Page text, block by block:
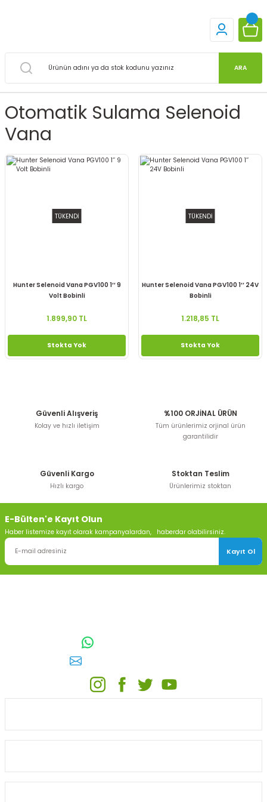
ARA
Otomatik Sulama Selenoid
Vana
TÜKENDİ
Hunter Selenoid Vana PGV100 1’’ 9
Volt Bobinli
1.899,90 TL
Stokta Yok
TÜKENDİ
Hunter Selenoid Vana PGV100 1’’ 24V
Bobinli
1.218,85 TL
Stokta Yok
Güvenli Alışveriş
Kolay ve hızlı iletişim
%100 ORJİNAL ÜRÜN
Tüm ürünlerimiz orjinal ürün
garantilidir
Güvenli Kargo
Hızlı kargo
Stoktan Teslim
Ürünlerimiz stoktan
E-Bülten'e Kayıt Olun
Haber listemize kayıt olarak kampanyalardan, haberdar olabilirsiniz.
Kayıt Ol